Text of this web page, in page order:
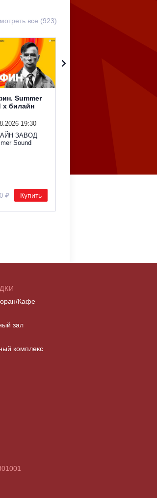
все (923)
Summer
х билайн
19:30
ЗАВОД
Sound
₽ Купить
Кафе
зал
комплекс